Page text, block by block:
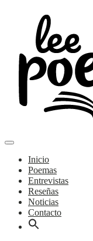
Lee Poesía
Poemas y entrevistas
Menu
Inicio
Poemas
Entrevistas
Reseñas
Noticias
Contacto